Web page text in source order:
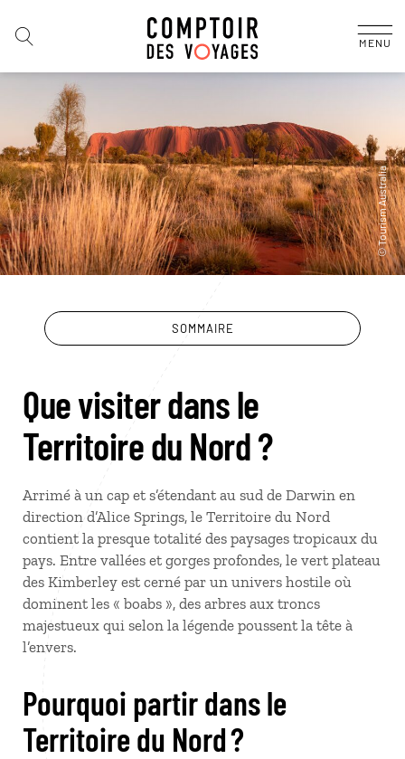
MENU
SOMMAIRE
Que visiter dans le
Territoire du Nord ?
Arrimé à un cap et s’étendant au sud de Darwin en
direction d’Alice Springs, le Territoire du Nord
contient la presque totalité des paysages tropicaux du
pays. Entre vallées et gorges profondes, le vert plateau
des Kimberley est cerné par un univers hostile où
dominent les « boabs », des arbres aux troncs
majestueux qui selon la légende poussent la tête à
l’envers.
Pourquoi partir dans le
Territoire du Nord ?